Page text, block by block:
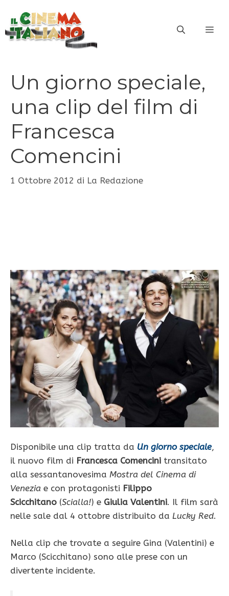
contenuto
Un giorno speciale,
una clip del film di
Francesca
Comencini
1 Ottobre 2012 di La Redazione
Disponibile una clip tratta da Un giorno speciale,
il nuovo film di Francesca Comencini transitato
alla sessantanovesima Mostra del Cinema di
Venezia e con protagonisti Filippo
Scicchitano (Scialla!) e Giulia Valentini. Il film sarà
nelle sale dal 4 ottobre distribuito da Lucky Red.
Nella clip che trovate a seguire Gina (Valentini) e
Marco (Scicchitano) sono alle prese con un
divertente incidente.